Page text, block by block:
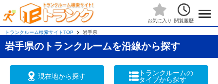
お気に入り 閲覧履歴
トランクルーム検索サイトTOP 岩手県
岩手県のトランクルームを沿線から探す
現在地から探す
トランクルームの
タイプから探す